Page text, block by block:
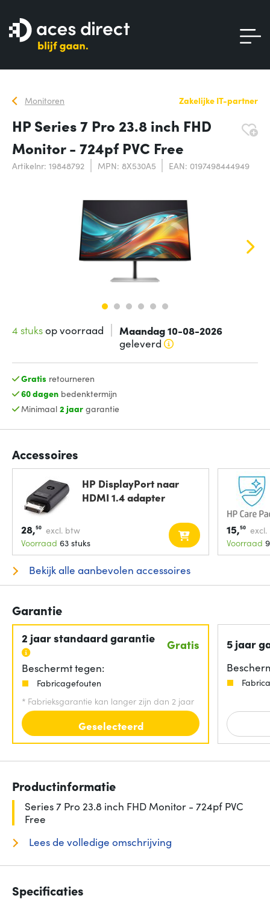
Monitoren Zakelijke IT-partner
HP Series 7 Pro 23.8 inch FHD
Monitor - 724pf PVC Free
Artikelnr: 19848792 MPN: 8X530A5 EAN: 0197498444949
4 stuksop voorraad Maandag 10-08-2026
geleverd
Gratis retourneren
60 dagenbedenktermijn
Minimaal 2 jaargarantie
Accessoires
HP DisplayPort naar
HDMI 1.4 adapter
28,50 excl. btw
Voorraad 63 stuks
15,50
Voorraad
Bekijk alle aanbevolen accessoires
Garantie
2 jaar standaard garantie Gratis
Beschermt tegen:
Fabricagefouten
* Fabrieksgarantie kan langer zijn dan 2 jaar
Geselecteerd
5 jaar
Productinformatie
Series 7 Pro 23.8 inch FHD Monitor - 724pf PVC
Free
Lees de volledige omschrijving
Specificaties